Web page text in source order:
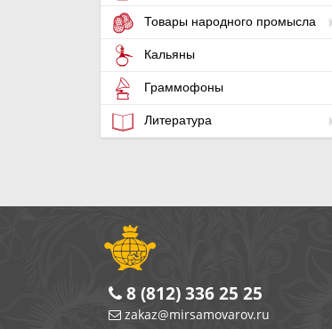
Товары народного промысла
Кальяны
Граммофоны
Литература
8 (812) 336 25 25
zakaz@mirsamovarov.ru